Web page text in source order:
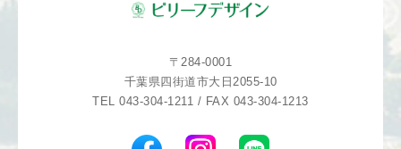
〒284-0001
千葉県四街道市大日2055-10
TEL 043-304-1211 / FAX 043-304-1213